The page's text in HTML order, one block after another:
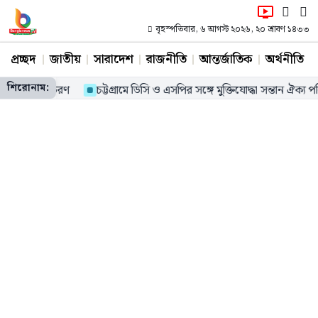
বৃহস্পতিবার, ৬ আগস্ট ২০২৬, ২০ শ্রাবণ ১৪৩৩
প্রচ্ছদ জাতীয় সারাদেশ রাজনীতি আন্তর্জাতিক অর্থনীতি
শিরোনাম:
চেক বিতরণ চট্টগ্রামে ডিসি ও এসপির সঙ্গে মুক্তিযোদ্ধা সন্তান ঐক্য